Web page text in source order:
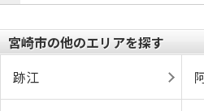
宮崎市の他のエリアを探す
跡江